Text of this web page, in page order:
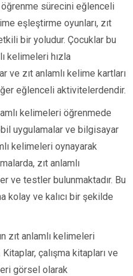
sürecini eğlenceli
eşleştirme oyunları, zıt
bir yoludur. Çocuklar bu
kelimeleri hızla
ve zıt anlamlı kelime kartları
eğlenceli aktivitelerdendir.
kelimeleri öğrenmede
uygulamalar ve bilgisayar
kelimeleri oynayarak
zıt anlamlı
ve testler bulunmaktadır. Bu
kolay ve kalıcı bir şekilde
zıt anlamlı kelimeleri
çalışma kitapları ve
görsel olarak